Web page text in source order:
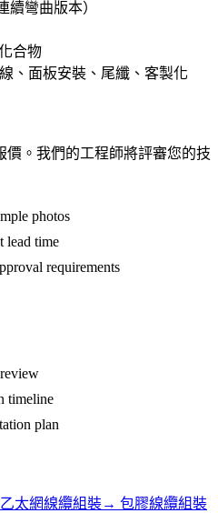
續彎曲版本）
合物
、面板安裝、尾纖、客製化
價。我們的工程師將評審您的技
photos
lead time
requirements
timeline
plan
太網線纜組裝→ 包膠線纜組裝